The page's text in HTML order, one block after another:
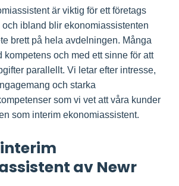
är viktig för ett företags
ibland blir ekonomiassistenten
brett på hela avdelningen. Många
kompetens och med ett sinne för att
parallellt. Vi letar efter intresse,
och starka
som vi vet att våra kunder
som interim ekonomiassistent.
av Newr